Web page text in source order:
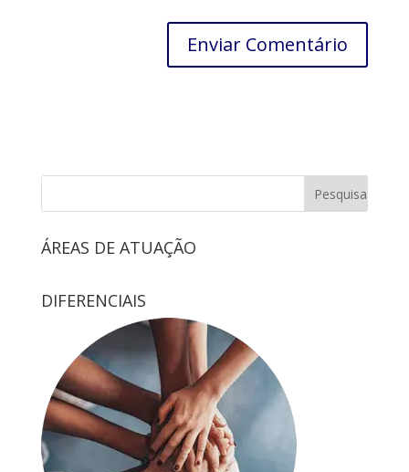
ÁREAS DE ATUAÇÃO
DIFERENCIAIS